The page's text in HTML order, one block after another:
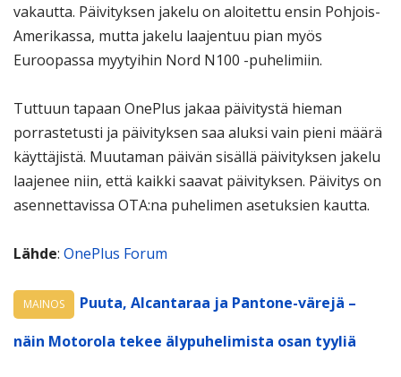
vakautta. Päivityksen jakelu on aloitettu ensin Pohjois-
Amerikassa, mutta jakelu laajentuu pian myös
Euroopassa myytyihin Nord N100 -puhelimiin.
Tuttuun tapaan OnePlus jakaa päivitystä hieman
porrastetusti ja päivityksen saa aluksi vain pieni määrä
käyttäjistä. Muutaman päivän sisällä päivityksen jakelu
laajenee niin, että kaikki saavat päivityksen. Päivitys on
asennettavissa OTA:na puhelimen asetuksien kautta.
Lähde: OnePlus Forum
MAINOS
Puuta, Alcantaraa ja Pantone-värejä –
näin Motorola tekee älypuhelimista osan tyyliä